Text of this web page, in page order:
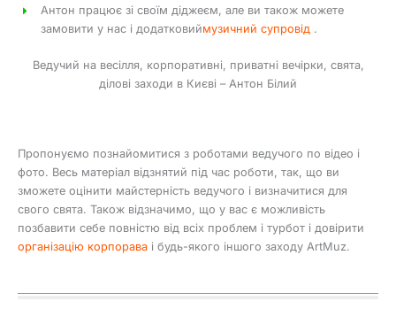
Антон працює зі своїм діджеєм, але ви також можете
замовити у нас і додатковиймузичний супровід.
Ведучий на весілля, корпоративні, приватні вечірки, свята,
ділові заходи в Києві – Антон Білий
Пропонуємо познайомитися з роботами ведучого по відео і
фото. Весь матеріал відзнятий під час роботи, так, що ви
зможете оцінити майстерність ведучого і визначитися для
свого свята. Також відзначимо, що у вас є можливість
позбавити себе повністю від всіх проблем і турбот і довірити
організацію корпорава і будь-якого іншого заходу ArtMuz.